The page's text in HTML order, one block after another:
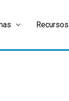
Recursos